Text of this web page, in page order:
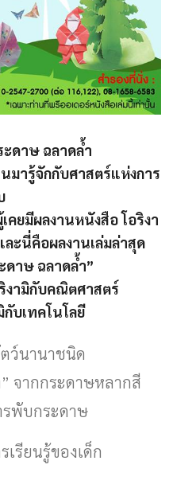
ดาษ ฉลาดล้ำ
ารู้จักกับศาสตร์แห่งการ
ยมีผลงานหนังสือ โอริงา
ละนี่คือผลงานเล่มล่าสุด
ดาษ ฉลาดล้ำ”
งามิกับคณิตศาสตร์
บเทคโนโลยี
ว์นานาชนิด
จากกระดาษหลากสี
รพับกระดาษ
รียนรู้ของเด็ก